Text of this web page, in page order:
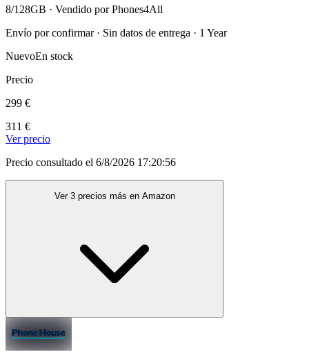
8/128GB · Vendido por Phones4All
Envío por confirmar · Sin datos de entrega · 1 Year
NuevoEn stock
Precio
299 €
311 €
Ver precio
Precio consultado el 6/8/2026 17:20:56
Ver 3 precios más en Amazon